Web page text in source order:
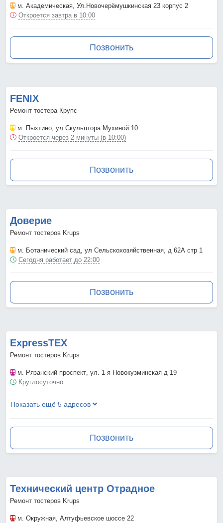
м. Академическая, Ул.Новочерёмушкинская 23 корпус 2
Откроется завтра в 10:00
Позвонить
FENIX
Ремонт тостера Крупс
м. Пыхтино, ул.Скульптора Мухиной 10
Откроется через 2 минуты (в 10:00)
Позвонить
Доверие
Ремонт тостеров Krups
м. Ботанический сад, ул Сельскохозяйственная, д 62А стр 1
Сегодня работает до 22:00
Позвонить
ExpressTEX
Ремонт тостеров Krups
м. Рязанский проспект, ул. 1-я Новокузминская д 19
Круглосуточно
Показать ещё 5 адресов
Позвонить
Технический центр Отрадное
Ремонт тостеров Krups
м. Окружная, Алтуфьевское шоссе 22